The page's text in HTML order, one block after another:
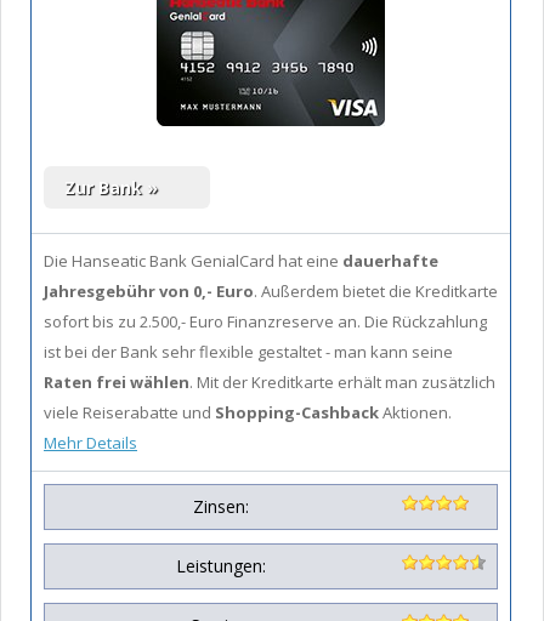
Die Hanseatic Bank GenialCard hat eine dauerhafte
Jahresgebühr von 0,- Euro. Außerdem bietet die Kreditkarte
sofort bis zu 2.500,- Euro Finanzreserve an. Die Rückzahlung
ist bei der Bank sehr flexible gestaltet - man kann seine
Raten frei wählen. Mit der Kreditkarte erhält man zusätzlich
viele Reiserabatte und Shopping-CashbackAktionen.
Mehr Details
Zinsen:
Leistungen: